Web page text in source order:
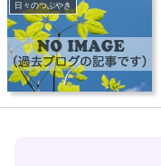
日々のつぶやき